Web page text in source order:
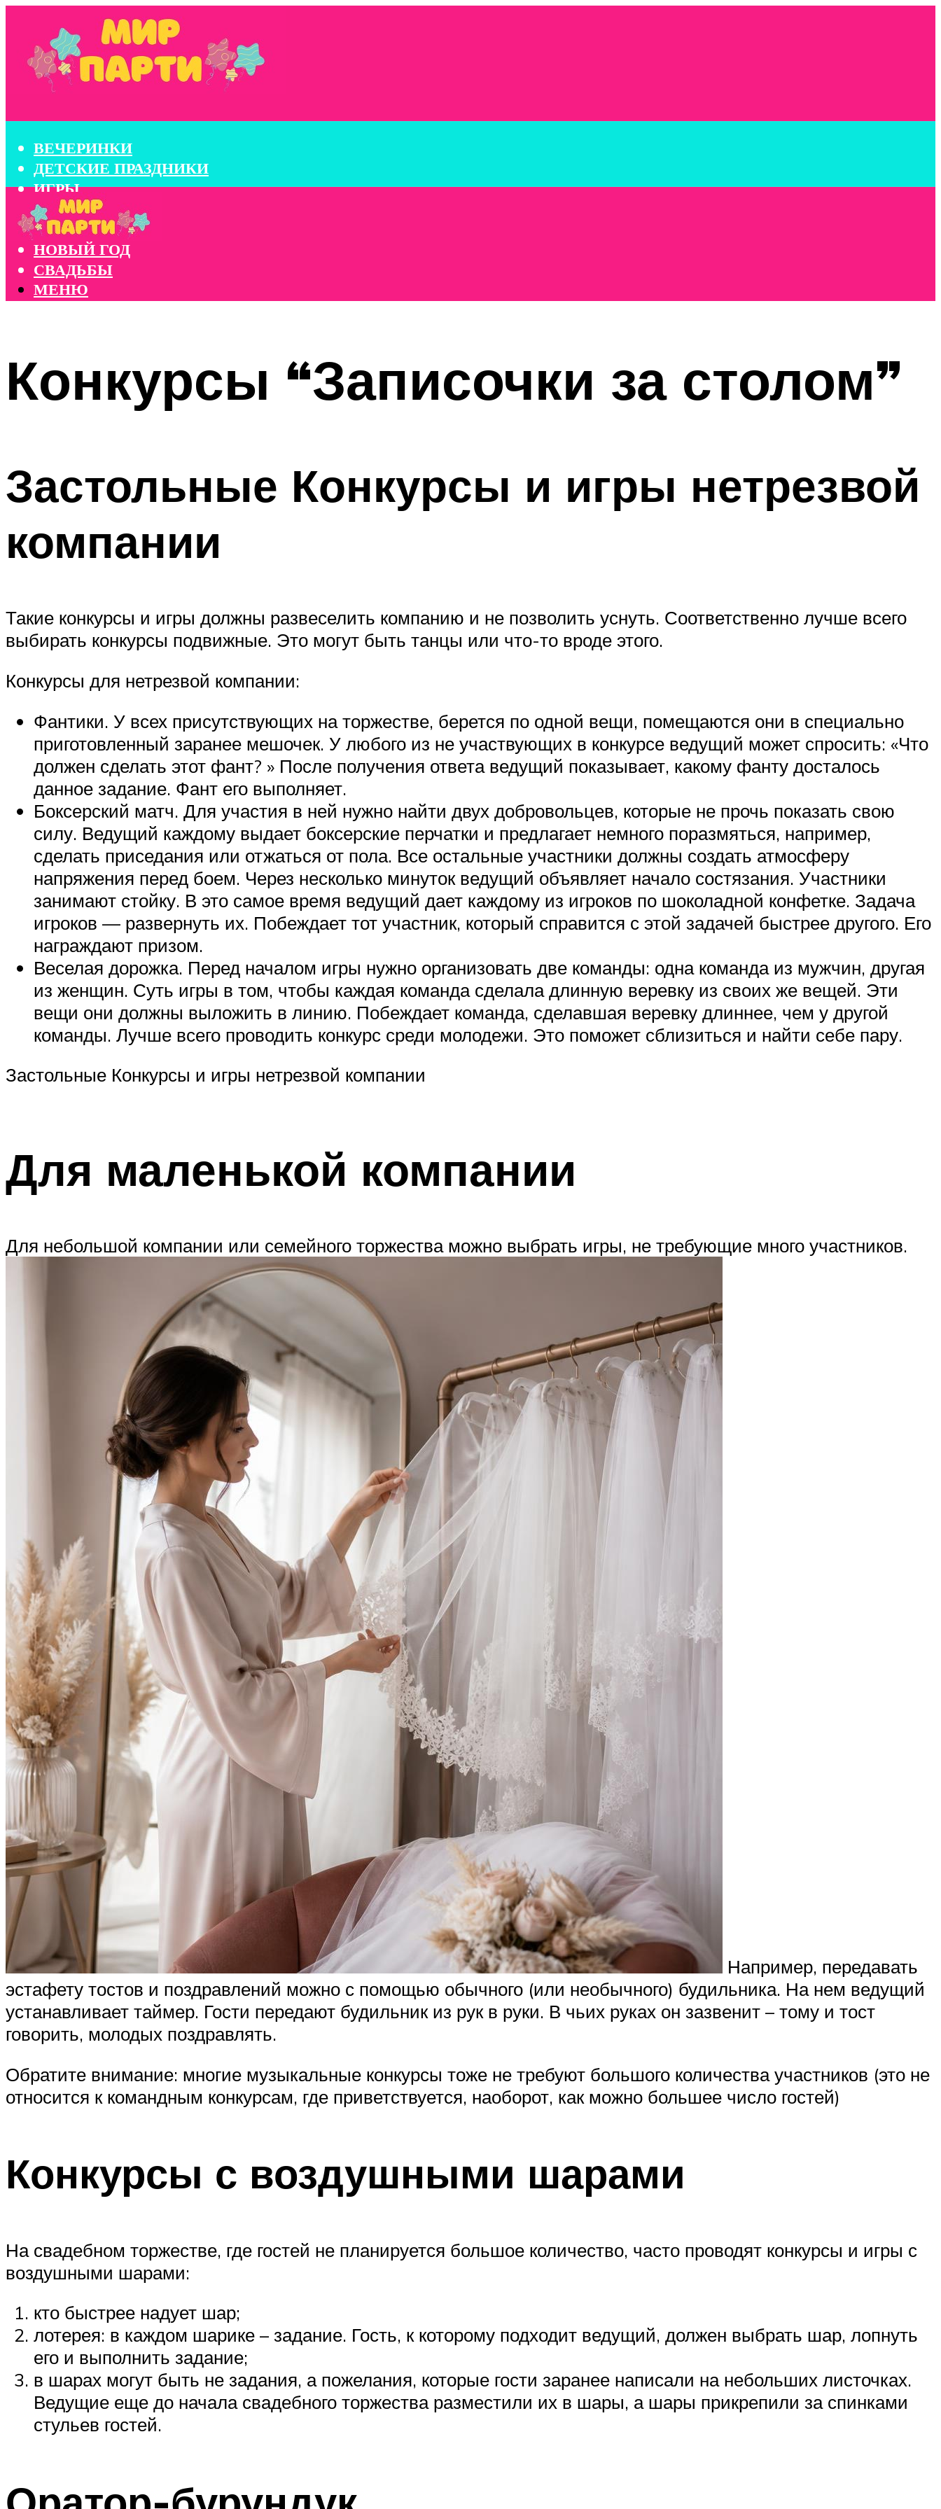
ВЕЧЕРИНКИ
ДЕТСКИЕ ПРАЗДНИКИ
ИГРЫ
КОНКУРСЫ
КОРПОРАТИВЫ
НОВЫЙ ГОД
СВАДЬБЫ
МЕНЮ
Конкурсы “Записочки за столом”
Застольные Конкурсы и игры нетрезвой
компании
Такие конкурсы и игры должны развеселить компанию и не позволить уснуть. Соответственно лучше всего
выбирать конкурсы подвижные. Это могут быть танцы или что-то вроде этого.
Конкурсы для нетрезвой компании:
Фантики. У всех присутствующих на торжестве, берется по одной вещи, помещаются они в специально
приготовленный заранее мешочек. У любого из не участвующих в конкурсе ведущий может спросить: «Что
должен сделать этот фант? » После получения ответа ведущий показывает, какому фанту досталось
данное задание. Фант его выполняет.
Боксерский матч. Для участия в ней нужно найти двух добровольцев, которые не прочь показать свою
силу. Ведущий каждому выдает боксерские перчатки и предлагает немного поразмяться, например,
сделать приседания или отжаться от пола. Все остальные участники должны создать атмосферу
напряжения перед боем. Через несколько минуток ведущий объявляет начало состязания. Участники
занимают стойку. В это самое время ведущий дает каждому из игроков по шоколадной конфетке. Задача
игроков — развернуть их. Побеждает тот участник, который справится с этой задачей быстрее другого. Его
награждают призом.
Веселая дорожка. Перед началом игры нужно организовать две команды: одна команда из мужчин, другая
из женщин. Суть игры в том, чтобы каждая команда сделала длинную веревку из своих же вещей. Эти
вещи они должны выложить в линию. Побеждает команда, сделавшая веревку длиннее, чем у другой
команды. Лучше всего проводить конкурс среди молодежи. Это поможет сблизиться и найти себе пару.
Застольные Конкурсы и игры нетрезвой компании
Для маленькой компании
Для небольшой компании или семейного торжества можно выбрать игры, не требующие много участников.
Например, передавать
эстафету тостов и поздравлений можно с помощью обычного (или необычного) будильника. На нем ведущий
устанавливает таймер. Гости передают будильник из рук в руки. В чьих руках он зазвенит – тому и тост
говорить, молодых поздравлять.
Обратите внимание: многие музыкальные конкурсы тоже не требуют большого количества участников (это не
относится к командным конкурсам, где приветствуется, наоборот, как можно большее число гостей)
Конкурсы с воздушными шарами
На свадебном торжестве, где гостей не планируется большое количество, часто проводят конкурсы и игры с
воздушными шарами:
кто быстрее надует шар;
лотерея: в каждом шарике – задание. Гость, к которому подходит ведущий, должен выбрать шар, лопнуть
его и выполнить задание;
в шарах могут быть не задания, а пожелания, которые гости заранее написали на небольших листочках.
Ведущие еще до начала свадебного торжества разместили их в шары, а шары прикрепили за спинками
стульев гостей.